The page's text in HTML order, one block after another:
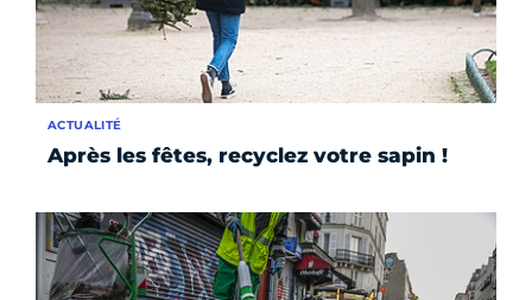
Après les fêtes, recyclez votre sapin !
ACTUALITÉ